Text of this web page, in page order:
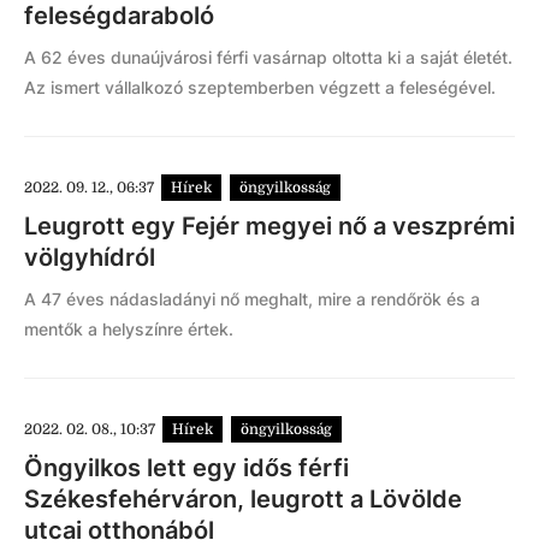
feleségdaraboló
A 62 éves dunaújvárosi férfi vasárnap oltotta ki a saját életét.
Az ismert vállalkozó szeptemberben végzett a feleségével.
2022. 09. 12., 06:37 Hírek öngyilkosság
Leugrott egy Fejér megyei nő a veszprémi
völgyhídról
A 47 éves nádasladányi nő meghalt, mire a rendőrök és a
mentők a helyszínre értek.
2022. 02. 08., 10:37 Hírek öngyilkosság
Öngyilkos lett egy idős férfi
Székesfehérváron, leugrott a Lövölde
utcai otthonából